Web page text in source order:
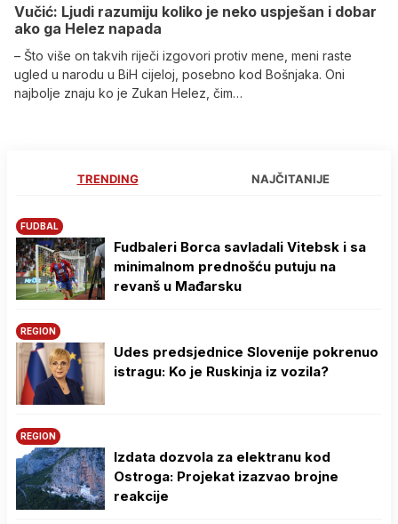
Vučić: Ljudi razumiju koliko je neko uspješan i dobar
ako ga Helez napada
– Što više on takvih riječi izgovori protiv mene, meni raste
ugled u narodu u BiH cijeloj, posebno kod Bošnjaka. Oni
najbolje znaju ko je Zukan Helez, čim…
TRENDING NAJČITANIJE
FUDBAL
Fudbaleri Borca savladali Vitebsk i sa
minimalnom prednošću putuju na
revanš u Mađarsku
REGION
Udes predsjednice Slovenije pokrenuo
istragu: Ko je Ruskinja iz vozila?
REGION
Izdata dozvola za elektranu kod
Ostroga: Projekat izazvao brojne
reakcije